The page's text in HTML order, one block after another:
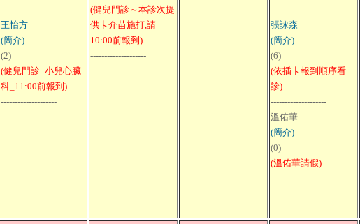
--------------------
王怡方
(簡介)
(2)
(健兒門診_小兒心臟
科_11:00前報到)
--------------------
(健兒門診～本診次提
供卡介苗施打,請
10:00前報到)
--------------------
--------------------
張詠森
(簡介)
(6)
(依插卡報到順序看
診)
--------------------
溫佑華
(簡介)
(0)
(溫佑華請假)
--------------------